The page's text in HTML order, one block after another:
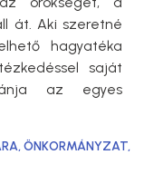
át. Aki szeretné
hagyatéka
saját
az egyes
,ÖNKORMÁNYZAT,